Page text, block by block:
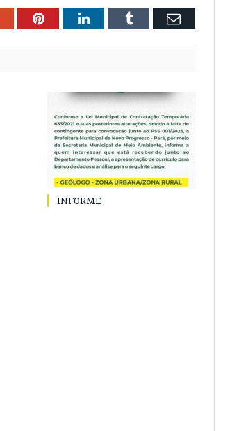
PinterestLinkedInTumblr Email
INFORME